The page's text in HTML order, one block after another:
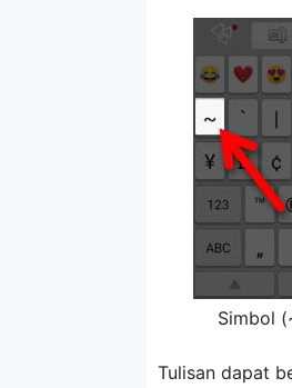
Simbol
Tulisan dapat